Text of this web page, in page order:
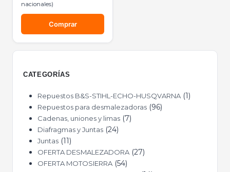
nacionales)
Comprar
CATEGORÍAS
Repuestos B&S-STIHL-ECHO-HUSQVARNA 1
Repuestos para desmalezadoras 96
Cadenas, uniones y limas 7
Diafragmas y Juntas 24
Juntas 11
OFERTA DESMALEZADORA 27
OFERTA MOTOSIERRA 54